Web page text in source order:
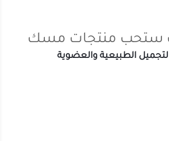
ستحب منتجات مسك
الطبيعية والعضوية